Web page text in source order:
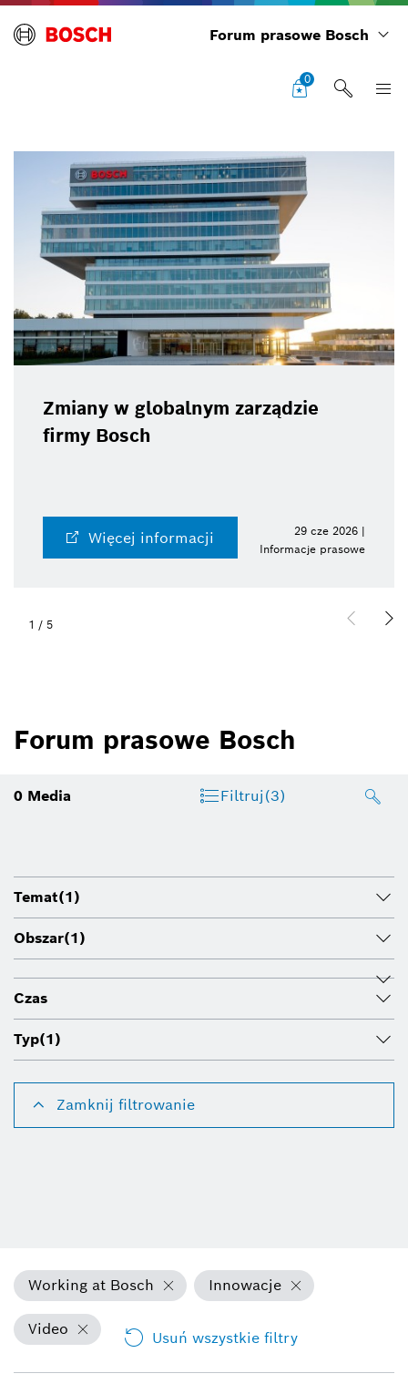
Forum prasowe Bosch
0
Zmiany w globalnym zarządzie
firmy Bosch
Więcej informacji
29 cze 2026 |
Informacje prasowe
1 / 5
Forum prasowe Bosch
0 Media Filtruj(3)
Temat(1)
Obszar(1)
Czas
Typ(1)
Zamknij filtrowanie
Working at Bosch Innowacje
Video Usuń wszystkie filtry